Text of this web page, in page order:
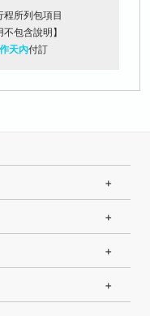
所列包項目
包含說明】
天內付訂